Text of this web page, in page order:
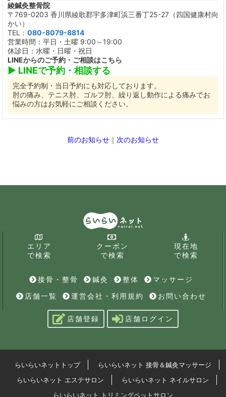
綾鍼灸整骨院
〒769-0203 香川県綾歌郡宇多津町浜三番丁25-27（四国健康村向
かい）
TEL： 080-8079-8814
営業時間：平日・土曜 9:00～19:00
休診日：水曜・日曜・祝日
LINEからのご予約・ご相談はこちら
▶ LINEで予約・相談する
完全予約制・当日予約にも対応しております。
肘の痛み、テニス肘、ゴルフ肘、繰り返し動作による痛みでお
悩みの方はお気軽にご相談ください。
前のお知らせ ｜ 次のお知らせ
エリア
で検索
クーポン
で検索
現在地
で検索
接骨・整骨 鍼灸 整体
マッサージ
店舗一覧
運営会社・利用規約 お問い合わせ
店舗登録 店舗ログイン
らいらいネットトップ
らいらいネット 接骨＆鍼灸マッサージ
らいらいネット エステサロン
らいらいネット ネイルサロン
らいらいネット トリミングペットサロン